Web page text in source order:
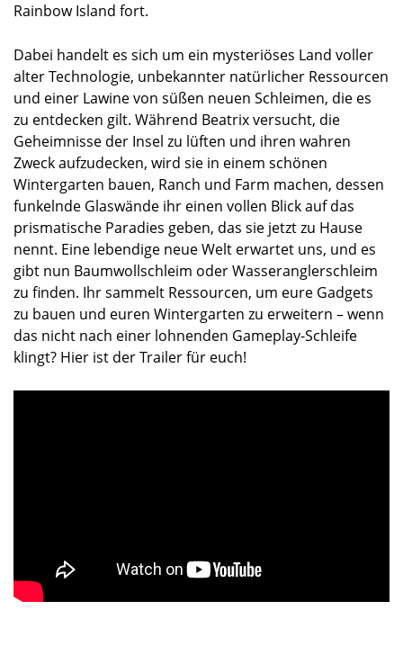
Rainbow Island fort.
Dabei handelt es sich um ein mysteriöses Land voller
alter Technologie, unbekannter natürlicher Ressourcen
und einer Lawine von süßen neuen Schleimen, die es
zu entdecken gilt. Während Beatrix versucht, die
Geheimnisse der Insel zu lüften und ihren wahren
Zweck aufzudecken, wird sie in einem schönen
Wintergarten bauen, Ranch und Farm machen, dessen
funkelnde Glaswände ihr einen vollen Blick auf das
prismatische Paradies geben, das sie jetzt zu Hause
nennt. Eine lebendige neue Welt erwartet uns, und es
gibt nun Baumwollschleim oder Wasseranglerschleim
zu finden. Ihr sammelt Ressourcen, um eure Gadgets
zu bauen und euren Wintergarten zu erweitern – wenn
das nicht nach einer lohnenden Gameplay-Schleife
klingt? Hier ist der Trailer für euch!